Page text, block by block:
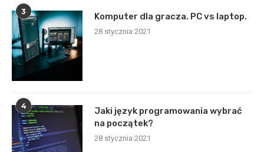
3
Komputer dla gracza. PC vs laptop.
28 stycznia 2021
4
Jaki język programowania wybrać
na początek?
28 stycznia 2021